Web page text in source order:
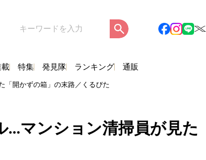
特集 発見隊 ランキング 通販
「開かずの箱」の末路／くるぴた
...マンション清掃員が見